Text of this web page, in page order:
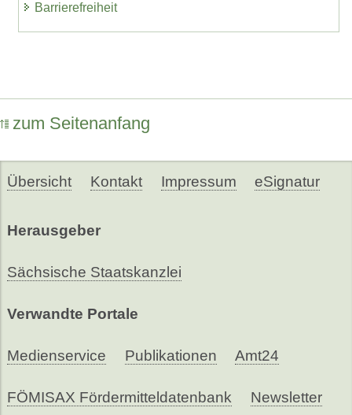
Barrierefreiheit
zum Seitenanfang
Übersicht Kontakt Impressum eSignatur
Herausgeber
Sächsische Staatskanzlei
Verwandte Portale
Medienservice Publikationen Amt24
FÖMISAX Fördermitteldatenbank Newsletter